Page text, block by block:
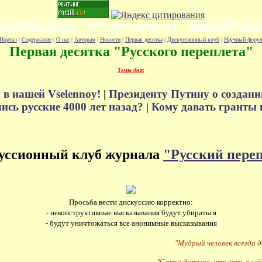
| Содержание| О нас| Авторам| Новости| Первая десятка| Дискуссионный клуб| Научный
Первая десятка "Русского переплета"
Темы дня:
в нашей Vselennoy! | Президенту Путину о
русские 4000 лет назад? | Кому давать гранты
клуб журнала "Русский
Просьба вести дискуссию корректно:
- неконструктивные высказывания будут убираться
- будут уничтожаться все анонимные высказывания
"Мудрый человек всегда